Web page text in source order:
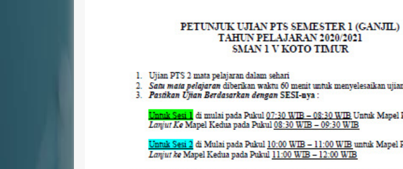
STAT
PNS
GTK
Guru Mapel Bahasa Inggris